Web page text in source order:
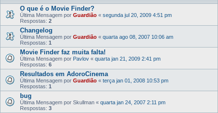
O que é o Movie Finder?
Última Mensagem por Guardião « segunda jul 20, 2009 4:51 pm
Respostas: 2
Changelog
Última Mensagem por Guardião « quarta ago 08, 2007 10:06 am
Respostas: 1
Movie Finder faz muita falta!
Última Mensagem por Pavlov « quarta jan 21, 2009 2:41 pm
Respostas: 6
Resultados em AdoroCinema
Última Mensagem por Guardião « terça jan 01, 2008 10:53 pm
Respostas: 1
bug
Última Mensagem por Skullman « quarta jan 24, 2007 2:11 pm
Respostas: 3